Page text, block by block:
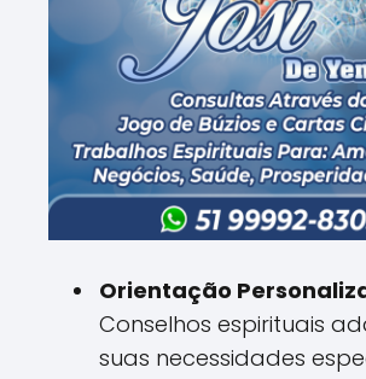
Orientação
Conselhos espirituais
suas necessidades